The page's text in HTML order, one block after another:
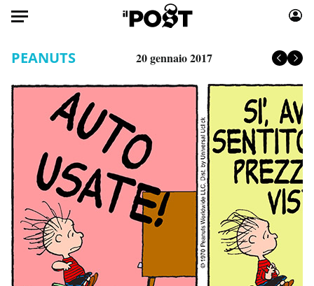
HOME
Italia
Politica
Tecnologia
Internet
Scienza
Cultura
Economia
Sport
Moda
Libri
Consumismi
Storie/Idee
Ok Boomer!
Media
Europa
Altrecose
Mondiali calcio 2026
PEANUTS 20 gennaio 2017